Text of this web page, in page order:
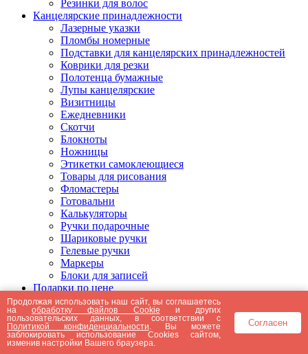
Резинки для волос
Канцелярские принадлежности
Лазерные указки
Пломбы номерные
Подставки для канцелярских принадлежностей
Коврики для резки
Полотенца бумажные
Лупы канцелярские
Визитницы
Ежедневники
Скотчи
Блокноты
Ножницы
Этикетки самоклеющиеся
Товары для рисования
Фломастеры
Готовальни
Калькуляторы
Ручки подарочные
Шариковые ручки
Гелевые ручки
Маркеры
Блоки для записей
Подарки по цене
Подарки от 5000 рублей
Подарки до 5000 рублей
Подарки до 3000 рублей
Подарки до 2000 рублей
Подарки до 1000 рублей
Продолжая использовать наш сайт, вы соглашаетесь
наобработку файлов Cookie и других
пользовательских данных, в соответствии с
Политикой конфиденциальности . Вы можете
заблокировать использование Cookies сайтом,
изменив настройки Вашего браузера.
Согласен